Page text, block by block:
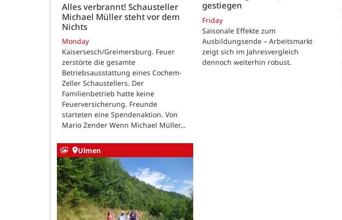
Alles verbrannt! Schausteller
Michael Müller steht vor dem
Nichts
Monday
Kaisersesch/Greimersburg. Feuer
zerstörte die gesamte
Betriebsausstattung eines Cochem-
Zeller Schaustellers. Der
Familienbetrieb hatte keine
Feuerversicherung. Freunde
starteten eine Spendenaktion. Von
Mario Zender Wenn Michael Müller…
gestiegen
Friday
Saisonale Effekte zum
Ausbildungsende – Arbeitsmarkt
zeigt sich im Jahresvergleich
dennoch weiterhin robust.
Ulmen